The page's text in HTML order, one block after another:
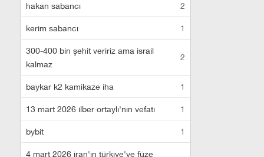
hakan sabancı 2
kerim sabancı 1
300-400 bin şehit veririz ama israil
kalmaz
2
baykar k2 kamikaze iha 1
13 mart 2026 ilber ortaylı'nın vefatı 1
bybit 1
4 mart 2026 iran'ın türkiye'ye füze